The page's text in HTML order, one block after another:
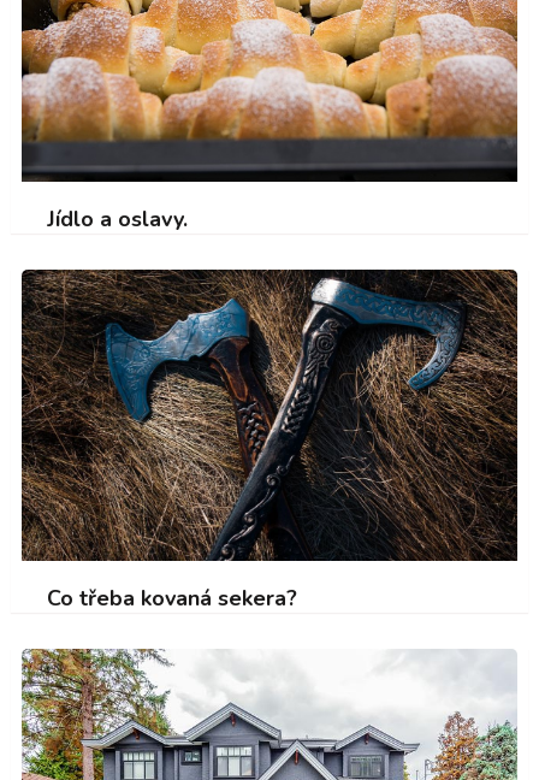
Jídlo a oslavy.
Co třeba kovaná sekera?